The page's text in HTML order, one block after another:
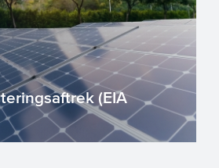
(EIA